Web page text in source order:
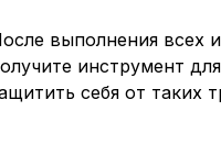
выполнения всех
инструмент
себя от таких